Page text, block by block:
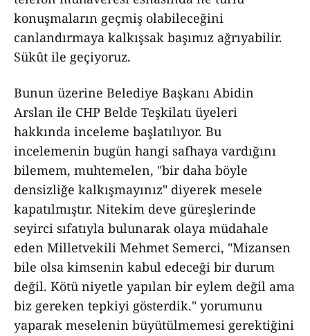
konuşmaların geçmiş olabileceğini
canlandırmaya kalkışsak başımız ağrıyabilir.
Sükût ile geçiyoruz.
Bunun üzerine Belediye Başkanı Abidin
Arslan ile CHP Belde Teşkilatı üyeleri
hakkında inceleme başlatılıyor. Bu
incelemenin bugün hangi safhaya vardığını
bilemem, muhtemelen, "bir daha böyle
densizliğe kalkışmayınız" diyerek mesele
kapatılmıştır. Nitekim deve güreşlerinde
seyirci sıfatıyla bulunarak olaya müdahale
eden Milletvekili Mehmet Semerci, "Mizansen
bile olsa kimsenin kabul edeceği bir durum
değil. Kötü niyetle yapılan bir eylem değil ama
biz gereken tepkiyi gösterdik." yorumunu
yaparak meselenin büyütülmemesi gerektiğini